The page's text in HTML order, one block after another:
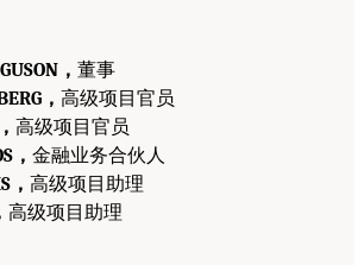
， 董事
， 高级项目官员
高级项目官员
， 金融业务合伙人
， 高级项目助理
高级项目助理